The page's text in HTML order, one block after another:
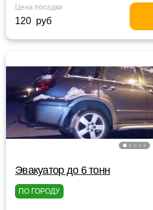
Цена посадки
120 руб
Эвакуатор до 6 тонн
ПО ГОРОДУ